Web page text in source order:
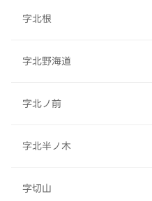
字北根
字北野海道
字北ノ前
字北半ノ木
字切山